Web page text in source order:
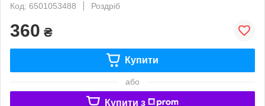
Код: 6501053488
Роздріб
360 ₴
Купити
або
Купити з